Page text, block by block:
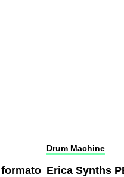
Drum Machine
Erica Synths